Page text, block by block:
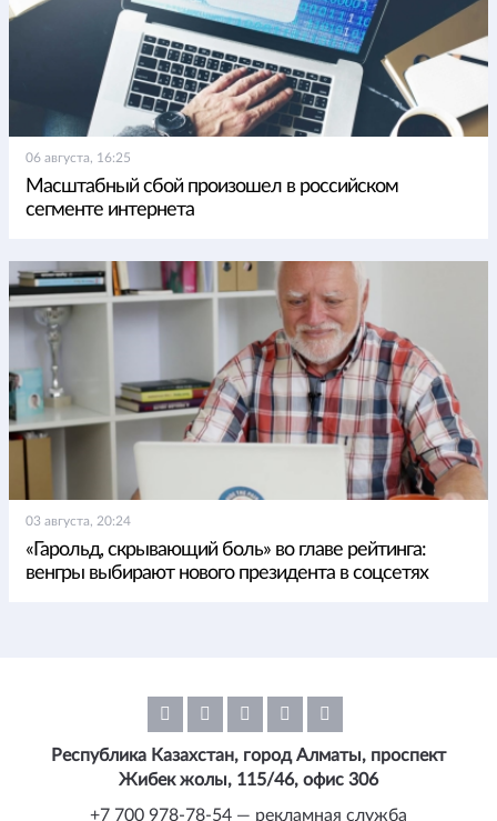
06 августа, 16:25
Масштабный сбой произошел в российском
сегменте интернета
03 августа, 20:24
«Гарольд, скрывающий боль» во главе рейтинга:
венгры выбирают нового президента в соцсетях
Республика Казахстан, город Алматы, проспект
Жибек жолы, 115/46, офис 306
+7 700 978-78-54 — рекламная служба